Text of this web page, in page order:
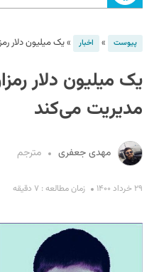
پیوست » اخبار »یک میلیون دلار رمزارز را یک
مدیریت می‌کند
مهدی جعفری مترجم
۲۹ خرداد ۱۴۰۰ زمان مطالعه : ۷ دقیقه